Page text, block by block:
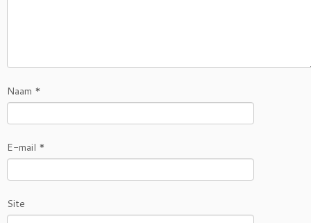
Naam *
E-mail *
Site